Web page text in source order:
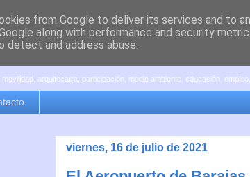
arquitectura, participación, medio ambiente, educación, empleo,
viernes, 16 de julio de 2021
from Google to deliver its services and to
along with performance and security
detect and address abuse.